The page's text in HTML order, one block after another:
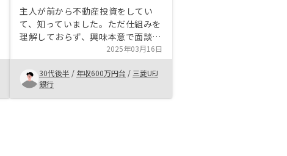
主人が前から不動産投資をしてい
て、知っていました。ただ仕組みを
理解しておらず、興味本意で面談に
参加しました。面談では不動産投資
の仕組み、メリット・デメリットや
費用面の説明をしていただき、納得
して契約することができました。契
約までのやり取りが全てオンライン
2025年03月16日
30代後半 / 年収600万円台 / 三菱UFJ
銀行